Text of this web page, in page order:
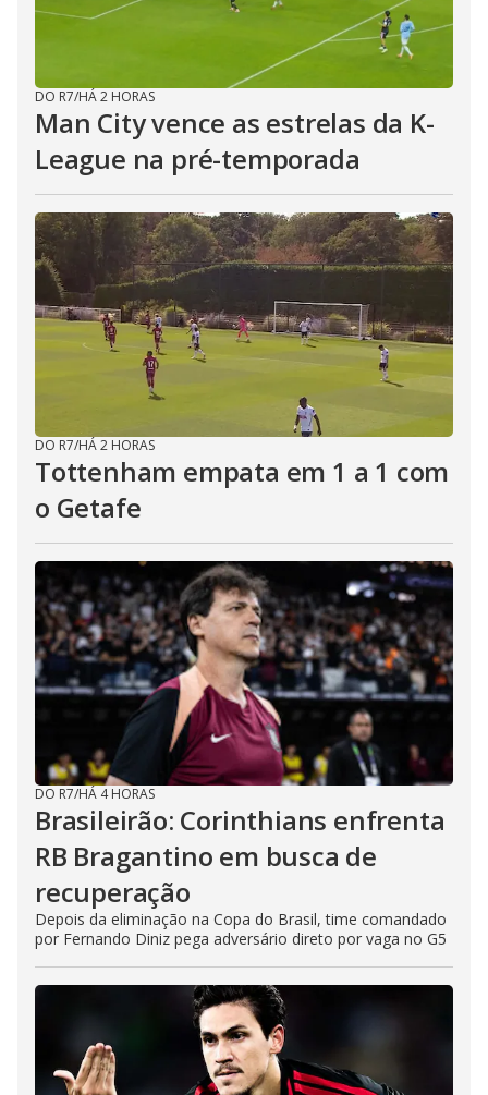
DO R7/HÁ 2 HORAS
Man City vence as estrelas da K-
League na pré-temporada
DO R7/HÁ 2 HORAS
Tottenham empata em 1 a 1 com
o Getafe
DO R7/HÁ 4 HORAS
Brasileirão: Corinthians enfrenta
RB Bragantino em busca de
recuperação
Depois da eliminação na Copa do Brasil, time comandado
por Fernando Diniz pega adversário direto por vaga no G5